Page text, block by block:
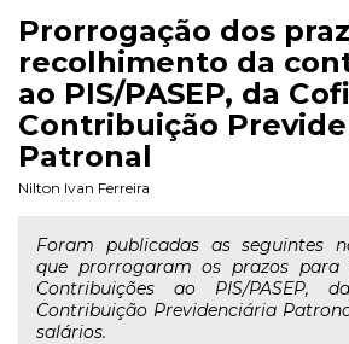
Prorrogação dos
recolhimento da
ao PIS/PASEP, da
Contribuição
Patronal
Nilton Ivan Ferreira
Foram publicadas as seguintes
que prorrogaram os prazos para
Contribuições ao PIS/PASEP,
Contribuição Previdenciária
salários.